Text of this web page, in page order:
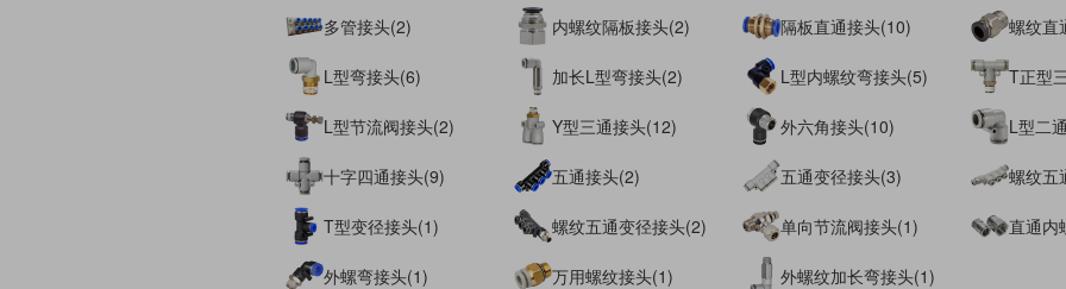
多管接头(2) 内螺纹隔板接头(2) 隔板直通接头(10) 螺纹直
L型弯接头(6) 加长L型弯接头(2) L型内螺纹弯接头(5) T正型
L型节流阀接头(2) Y型三通接头(12) 外六角接头(10) L型二
十字四通接头(9) 五通接头(2) 五通变径接头(3) 螺纹五
T型变径接头(1) 螺纹五通变径接头(2) 单向节流阀接头(1) 直通内
外螺弯接头(1) 万用螺纹接头(1) 外螺纹加长弯接头(1)